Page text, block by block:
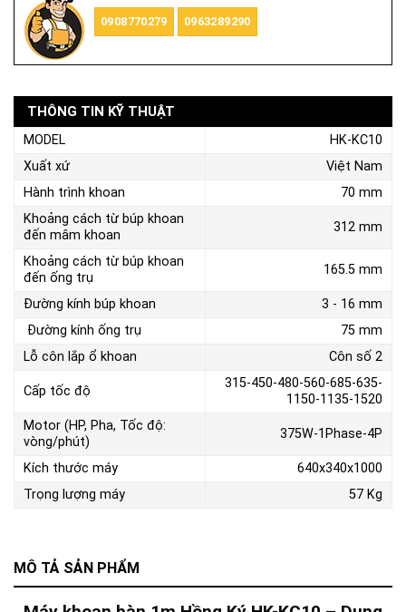
0908770279 0963289290
MÔ TẢ SẢN PHẨM
THÔNG TIN KỸ THUẬT
MODEL
HK-KC10
Xuất xứ
Việt Nam
Hành trình khoan
70 mm
Khoảng cách từ búp khoan
đến mâm khoan
312 mm
Khoảng cách từ búp khoan
đến ống trụ
165.5 mm
Đường kính búp khoan
3 - 16 mm
Đường kính ống trụ
75 mm
Lỗ côn lắp ổ khoan
Côn số 2
Cấp tốc độ
315-450-480-560-685-635-
1150-1135-1520
Motor (HP, Pha, Tốc độ:
vòng/phút)
375W-1Phase-4P
Kích thước máy
640x340x1000
Trọng lượng máy
57 Kg